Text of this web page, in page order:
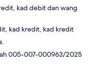
kad debit dan wang
kad kredit, kad kredit
005-007-000963/2025